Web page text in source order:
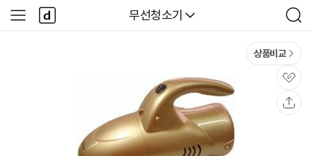
다나와
무선청소기
검
색
사
이
다
나
와
상품비교
관
심